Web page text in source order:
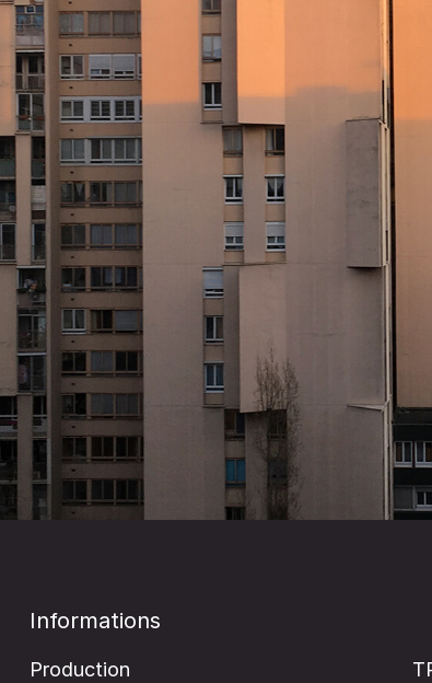
Informations
Production